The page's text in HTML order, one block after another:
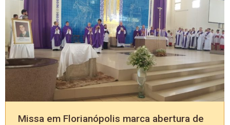
Missa em Florianópolis marca abertura de